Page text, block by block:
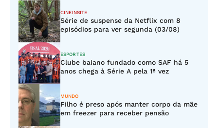
CINEINSITE
Série de suspense da Netflix com 8
episódios para ver segunda (03/08)
ESPORTES
Clube baiano fundado como SAF há 5
anos chega à Série A pela 1ª vez
MUNDO
Filho é preso após manter corpo da mãe
em freezer para receber pensão